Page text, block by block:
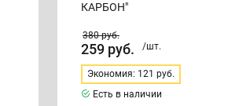
КАРБОН"
380руб.
259 руб. /шт.
Экономия: 121 руб.
Есть в наличии